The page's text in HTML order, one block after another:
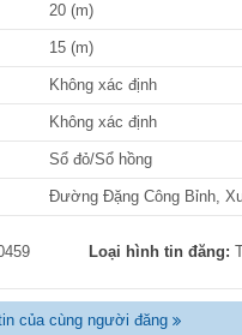
20 (m)
15 (m)
Không xác định
Không xác định
Sổ đỏ/Sổ hồng
Đường Đặng Công Bỉnh,
Loại hình tin đăng:
của cùng người đăng